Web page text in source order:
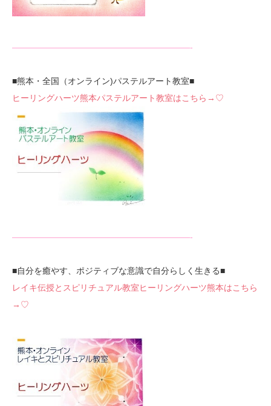
—————————————————————-
■熊本・全国（オンライン)パステルアート教室■
ヒーリングハーツ熊本パステルアート教室はこちら→♡
—————————————————————-
■自分を癒やす、ポジティブな意識で自分らしく生きる■
レイキ伝授とスピリチュアル教室ヒーリングハーツ熊本はこちら
→♡